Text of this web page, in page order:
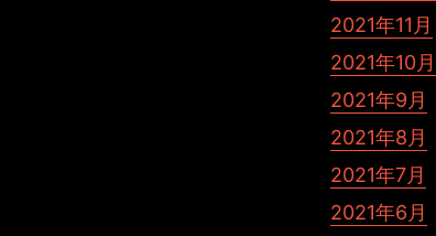
2021年11月
2021年10月
2021年9月
2021年8月
2021年7月
2021年6月